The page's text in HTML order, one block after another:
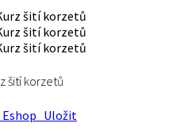
šití korzetů
Uložit